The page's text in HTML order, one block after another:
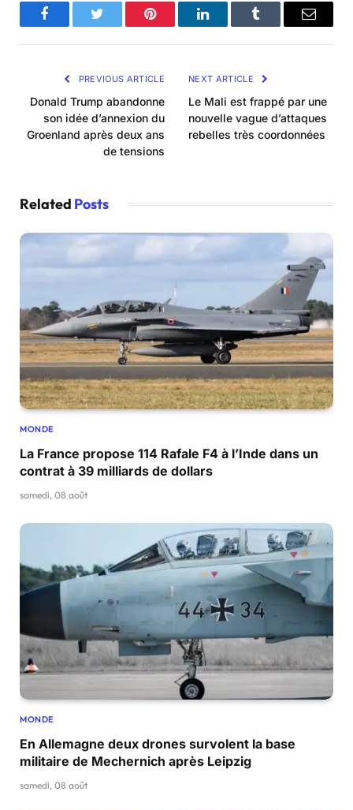
FacebookTwitter Pinterest LinkedInTumblr Email
PREVIOUS ARTICLE
Donald Trump abandonne
son idée d’annexion du
Groenland après deux ans
de tensions
NEXT ARTICLE
Le Mali est frappé par une
nouvelle vague d’attaques
rebelles très coordonnées
Related Posts
MONDE
La France propose 114 Rafale F4 à l’Inde dans un
contrat à 39 milliards de dollars
samedi, 08 août
MONDE
En Allemagne deux drones survolent la base
militaire de Mechernich après Leipzig
samedi, 08 août